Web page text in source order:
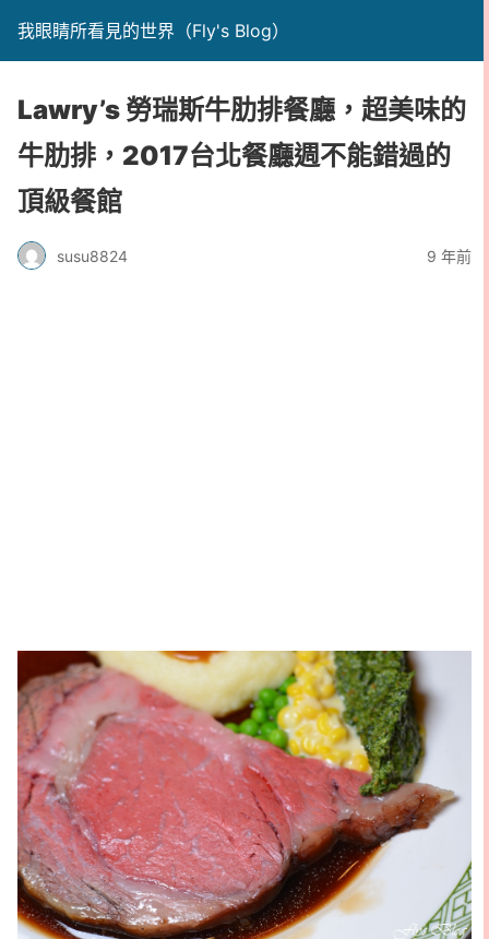
我眼睛所看見的世界（Fly's Blog）
Lawry’s 勞瑞斯牛肋排餐廳，超美味的
牛肋排，2017台北餐廳週不能錯過的
頂級餐館
susu8824 9 年前